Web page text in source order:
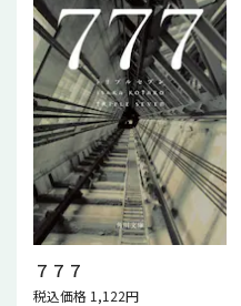
７７７
税込価格 1,122円